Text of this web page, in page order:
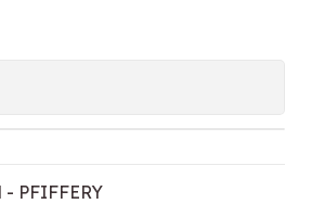
PFIFFERY